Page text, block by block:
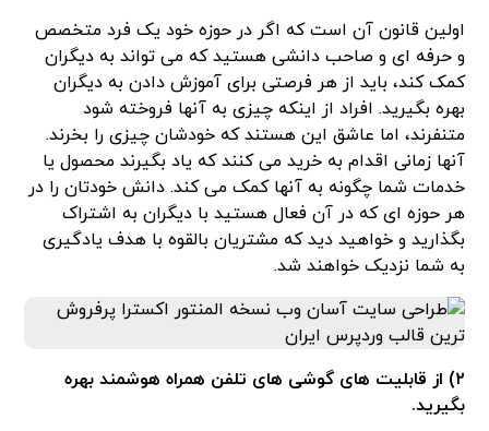
اولین قانون آن است که اگر در حوزه خود یک فرد متخصص
و حرفه ای و صاحب دانشی هستید که می تواند به دیگران
کمک کند، باید از هر فرصتی برای آموزش دادن به دیگران
بهره بگیرید. افراد از اینکه چیزی به آنها فروخته شود
متنفرند، اما عاشق این هستند که خودشان چیزی را بخرند.
آنها زمانی اقدام به خرید می کنند که یاد بگیرند محصول یا
خدمات شما چگونه به آنها کمک می کند. دانش خودتان را در
هر حوزه ای که در آن فعال هستید با دیگران به اشتراک
بگذارید و خواهید دید که مشتریان بالقوه با هدف یادگیری
به شما نزدیک خواهند شد.
۲) از قابلیت های گوشی های تلفن همراه هوشمند بهره
بگیرید.